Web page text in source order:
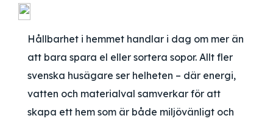
Hållbarhet i hemmet handlar i dag om mer än
att bara spara el eller sortera sopor. Allt fler
svenska husägare ser helheten – där energi,
vatten och materialval samverkar för att
skapa ett hem som är både miljövänligt och